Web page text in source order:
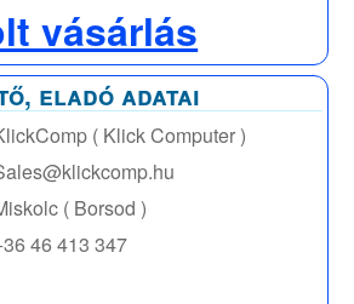
vásárlás
eladó adatai
( Klick Computer )
( Borsod )
46 413 347